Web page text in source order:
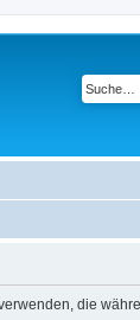
die